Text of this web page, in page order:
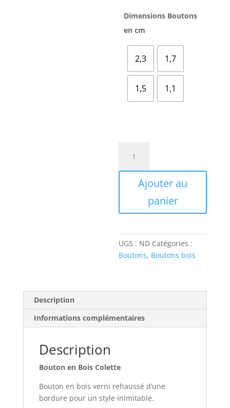
Dimensions Boutons
en cm
2,3 1,7
1,5 1,1
Bouton
Ajouter au
panier
UGS : ND Catégories :
Boutons, Boutons bois
Description
Informations complémentaires
Description
Bouton en Bois Colette
Bouton en bois verni rehaussé d’une
bordure pour un style inimitable.